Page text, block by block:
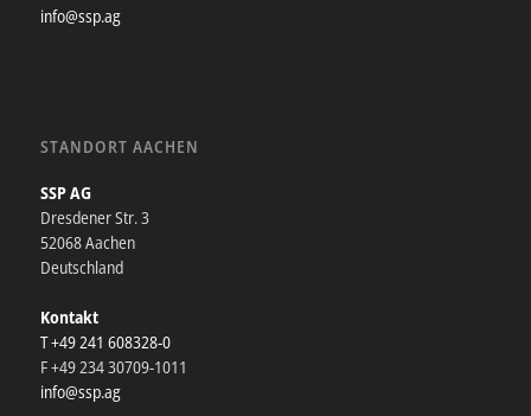
info@ssp.ag
STANDORT AACHEN
SSP AG
Dresdener Str. 3
52068 Aachen
Deutschland
Kontakt
T +49 241 608328-0
F +49 234 30709-1011
info@ssp.ag